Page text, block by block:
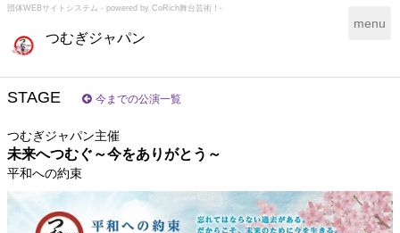
団体WEBサイトシステム - powered by CoRich舞台芸術！-
つむぎジャパン
T
g
g
a
menu
STAGE 今までの公演一覧
つむぎジャパン主催
未来へつむぐ～今をありがとう～
平和への約束